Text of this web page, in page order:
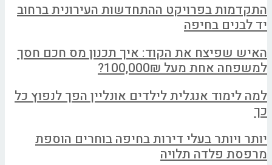
התקדמות בפרויקט ההתחדשות העירונית ברחוב
יד לבנים בחיפה
האיש שפיצח את הקוד: איך תכנון מס חכם חסך
למשפחה אחת מעל 100,000₪?
למה לימוד אנגלית לילדים אונליין הפך לנפוץ כל
כך
יותר ויותר בעלי דירות בחיפה בוחרים הוספת
מרפסת פלדה תלויה